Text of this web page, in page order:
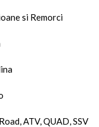
si Remorci
ATV, QUAD, SSV